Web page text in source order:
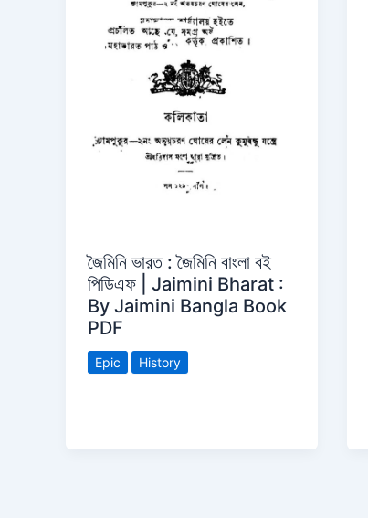
জৈমিনি ভারত : জৈমিনি বাংলা বই
পিডিএফ | Jaimini Bharat :
By Jaimini Bangla Book
PDF
Epic History